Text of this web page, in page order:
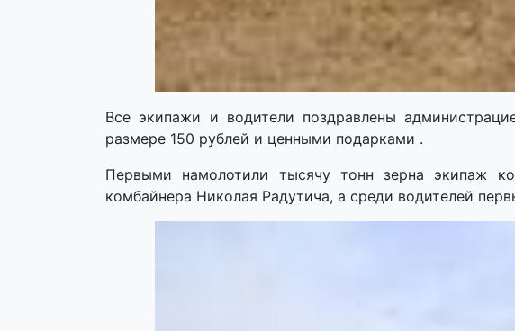
Все экипажи и водители поздравлены
размере 150 рублей и ценными подарками .
Первыми намолотили тысячу тонн зерна экипаж
комбайнера Николая Радутича, а среди водителей